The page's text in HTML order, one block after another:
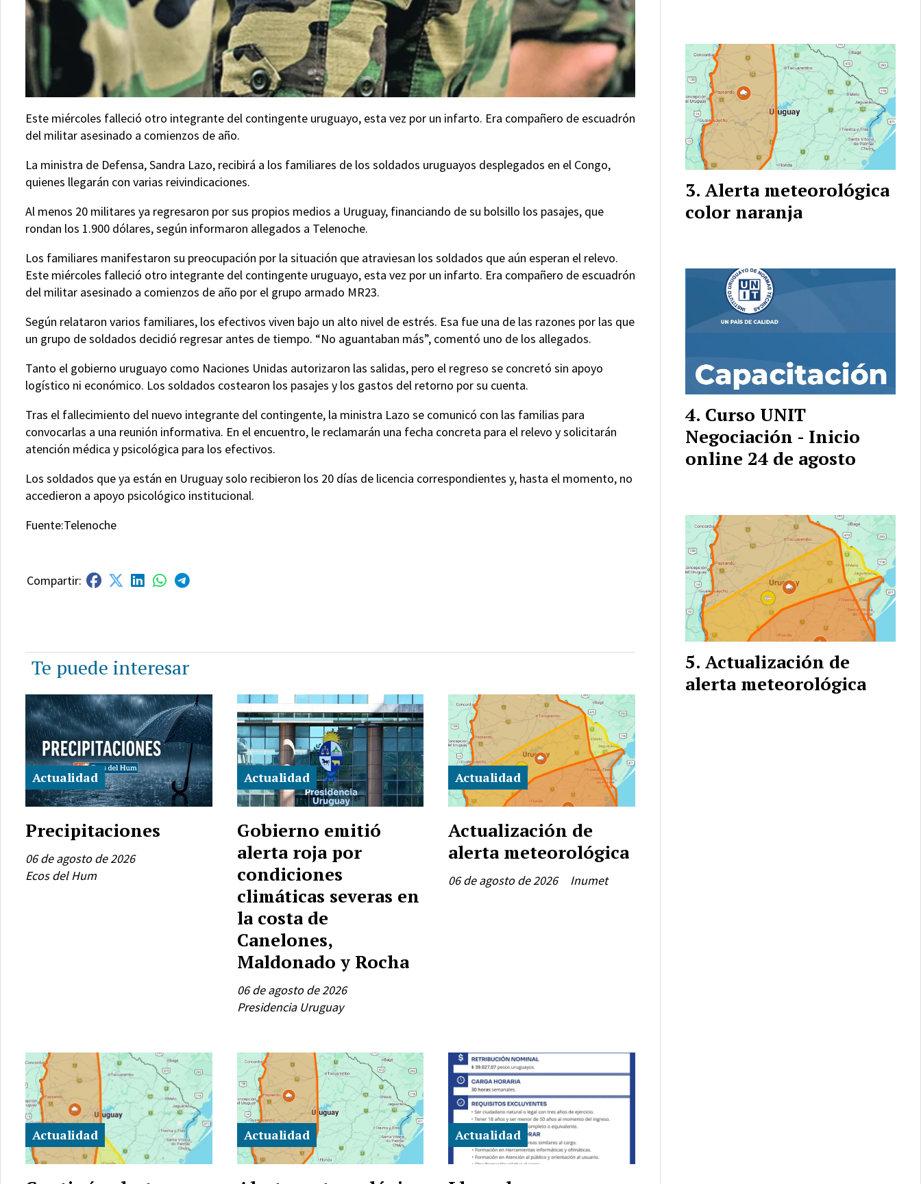
Este miércoles falleció otro integrante del contingente uruguayo, esta vez por un infarto. Era compañero de escuadrón
del militar asesinado a comienzos de año.
La ministra de Defensa, Sandra Lazo, recibirá a los familiares de los soldados uruguayos desplegados en el Congo,
quienes llegarán con varias reivindicaciones.
Al menos 20 militares ya regresaron por sus propios medios a Uruguay, financiando de su bolsillo los pasajes, que
rondan los 1.900 dólares, según informaron allegados a Telenoche.
Los familiares manifestaron su preocupación por la situación que atraviesan los soldados que aún esperan el relevo.
Este miércoles falleció otro integrante del contingente uruguayo, esta vez por un infarto. Era compañero de escuadrón
del militar asesinado a comienzos de año por el grupo armado MR23.
Según relataron varios familiares, los efectivos viven bajo un alto nivel de estrés. Esa fue una de las razones por las que
un grupo de soldados decidió regresar antes de tiempo. “No aguantaban más”, comentó uno de los allegados.
Tanto el gobierno uruguayo como Naciones Unidas autorizaron las salidas, pero el regreso se concretó sin apoyo
logístico ni económico. Los soldados costearon los pasajes y los gastos del retorno por su cuenta.
Tras el fallecimiento del nuevo integrante del contingente, la ministra Lazo se comunicó con las familias para
convocarlas a una reunión informativa. En el encuentro, le reclamarán una fecha concreta para el relevo y solicitarán
atención médica y psicológica para los efectivos.
Los soldados que ya están en Uruguay solo recibieron los 20 días de licencia correspondientes y, hasta el momento, no
accedieron a apoyo psicológico institucional.
Fuente:Telenoche
Te puede interesar
Precipitaciones
Ecos del Hum
Actualidad
06 de agosto de 2026
Gobierno emitió
alerta roja por
condiciones
climáticas severas en
la costa de
Canelones,
Maldonado y Rocha
Presidencia Uruguay
Actualidad
06 de agosto de 2026
Actualización de
alerta meteorológica
Inumet
Actualidad
06 de agosto de 2026
Actualidad Actualidad Actualidad
Alerta meteorológica
color naranja
Curso UNIT
Negociación - Inicio
online 24 de agosto
Actualización de
alerta meteorológica